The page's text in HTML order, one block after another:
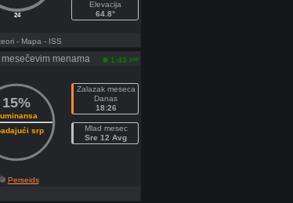
24
Elevacija
64.8°
- Mapa - ISS
mesečevim menama 1:43 pm
15%
srp
Zalazak meseca
Danas
18:26
Mlad mesec
Sre 12 Avg
Perseids